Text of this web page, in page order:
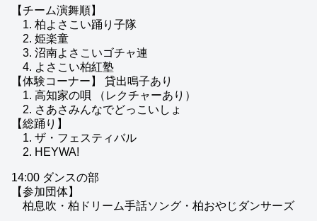
【チーム演舞順】
1. 柏よさこい踊り子隊
2. 姫楽童
3. 沼南よさこいゴチャ連
4. よさこい柏紅塾
【体験コーナー】 貸出鳴子あり
1. 高知家の唄 （レクチャーあり）
2. さあさみんなでどっこいしょ
【総踊り】
1. ザ・フェスティバル
2. HEYWA!
14:00 ダンスの部
【参加団体】
柏息吹・柏ドリーム手話ソング・柏おやじダンサーズ